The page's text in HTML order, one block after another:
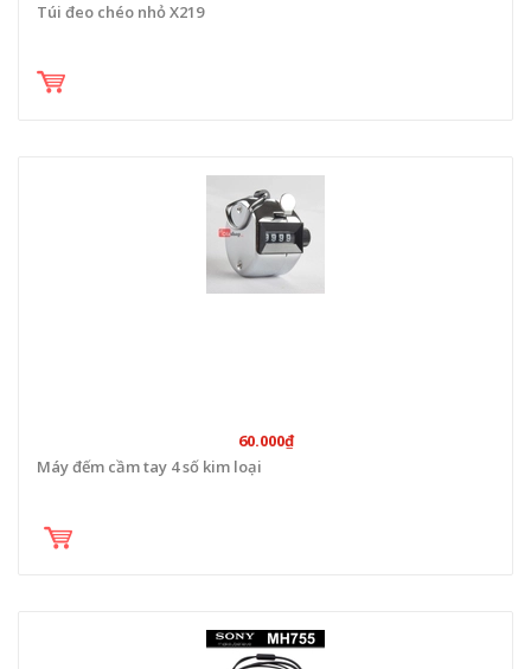
Túi đeo chéo nhỏ X219
60.000₫
Máy đếm cầm tay 4 số kim loại